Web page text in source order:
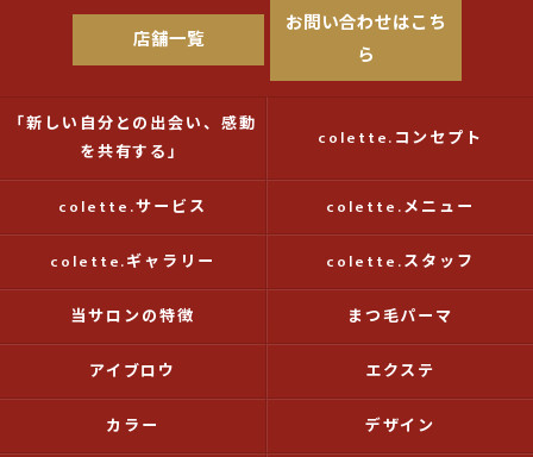
店舗一覧
お問い合わせはこち
ら
「新しい自分との出会い、感動
を共有する」
colette.コンセプト
colette.サービス colette.メニュー
colette.ギャラリー colette.スタッフ
当サロンの特徴 まつ毛パーマ
アイブロウ エクステ
カラー デザイン